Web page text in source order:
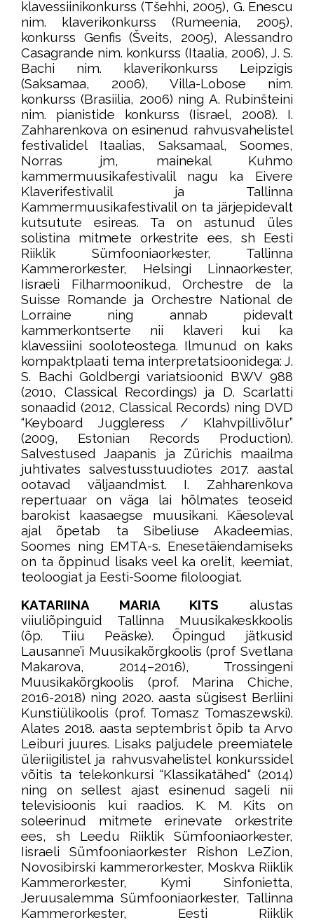
klavessiinikonkurss (Tšehhi, 2005), G. Enescu
nim. klaverikonkurss (Rumeenia, 2005),
konkurss Genfis (Šveits, 2005), Alessandro
Casagrande nim. konkurss (Itaalia, 2006), J. S.
Bachi nim. klaverikonkurss Leipzigis
(Saksamaa, 2006), Villa-Lobose nim.
konkurss (Brasiilia, 2006) ning A. Rubinšteini
nim. pianistide konkurss (Iisrael, 2008). I.
Zahharenkova on esinenud rahvusvahelistel
festivalidel Itaalias, Saksamaal, Soomes,
Norras jm, mainekal Kuhmo
kammermuusikafestivalil nagu ka Eivere
Klaverifestivalil ja Tallinna
Kammermuusikafestivalil on ta järjepidevalt
kutsutute esireas. Ta on astunud üles
solistina mitmete orkestrite ees, sh Eesti
Riiklik Sümfooniaorkester, Tallinna
Kammerorkester, Helsingi Linnaorkester,
Iisraeli Filharmoonikud, Orchestre de la
Suisse Romande ja Orchestre National de
Lorraine ning annab pidevalt
kammerkontserte nii klaveri kui ka
klavessiini sooloteostega. Ilmunud on kaks
kompaktplaati tema interpretatsioonidega: J.
S. Bachi Goldbergi variatsioonid BWV 988
(2010, Classical Recordings) ja D. Scarlatti
sonaadid (2012, Classical Records) ning DVD
“Keyboard Juggleress / Klahvpillivõlur”
(2009, Estonian Records Production).
Salvestused Jaapanis ja Zürichis maailma
juhtivates salvestusstuudiotes 2017. aastal
ootavad väljaandmist. I. Zahharenkova
repertuaar on väga lai hõlmates teoseid
barokist kaasaegse muusikani. Käesoleval
ajal õpetab ta Sibeliuse Akadeemias,
Soomes ning EMTA-s. Enesetäiendamiseks
on ta õppinud lisaks veel ka orelit, keemiat,
teoloogiat ja Eesti-Soome filoloogiat.
KATARIINA MARIA KITS alustas
viiuliõpinguid Tallinna Muusikakeskkoolis
(õp. Tiiu Peäske). Õpingud jätkusid
Lausanne’i Muusikakõrgkoolis (prof Svetlana
Makarova, 2014–2016), Trossingeni
Muusikakõrgkoolis (prof. Marina Chiche,
2016-2018) ning 2020. aasta sügisest Berliini
Kunstiülikoolis (prof. Tomasz Tomaszewski).
Alates 2018. aasta septembrist õpib ta Arvo
Leiburi juures. Lisaks paljudele preemiatele
üleriigilistel ja rahvusvahelistel konkurssidel
võitis ta telekonkursi “Klassikatähed“ (2014)
ning on sellest ajast esinenud sageli nii
televisioonis kui raadios. K. M. Kits on
soleerinud mitmete erinevate orkestrite
ees, sh Leedu Riiklik Sümfooniaorkester,
Iisraeli Sümfooniaorkester Rishon LeZion,
Novosibirski kammerorkester, Moskva Riiklik
Kammerorkester, Kymi Sinfonietta,
Jeruusalemma Sümfooniaorkester, Tallinna
Kammerorkester, Eesti Riiklik